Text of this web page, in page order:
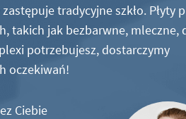
tradycyjne szkło. Płyty
takich jak bezbarwne, mleczne,
potrzebujesz, dostarczymy
oczekiwań!
Ciebie